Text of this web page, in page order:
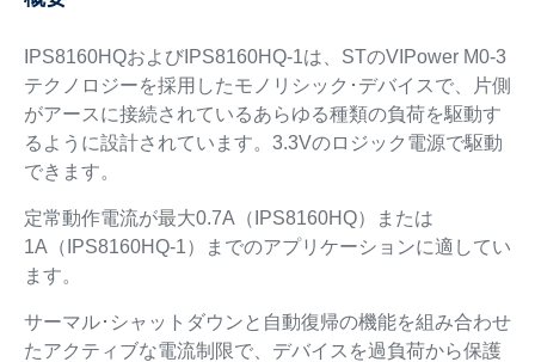
IPS8160HQおよびIPS8160HQ-1は、STのVIPower M0-3
テクノロジーを採用したモノリシック･デバイスで、片側
がアースに接続されているあらゆる種類の負荷を駆動す
るように設計されています。3.3Vのロジック電源で駆動
できます。
定常動作電流が最大0.7A（IPS8160HQ）または
1A（IPS8160HQ-1）までのアプリケーションに適してい
ます。
サーマル･シャットダウンと自動復帰の機能を組み合わせ
たアクティブな電流制限で、デバイスを過負荷から保護